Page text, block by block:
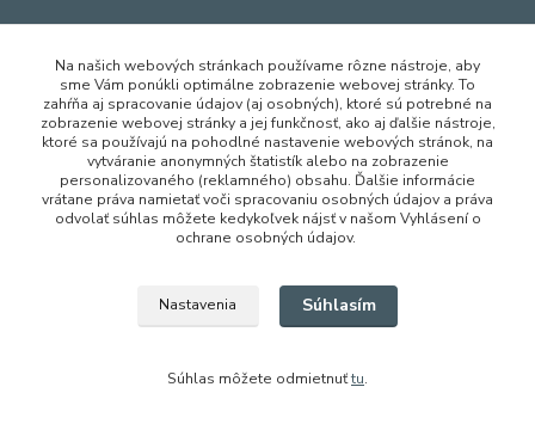
Vytvorené na Eshop-rychlo.sk
Na našich webových stránkach používame rôzne nástroje, aby
sme Vám ponúkli optimálne zobrazenie webovej stránky. To
zahŕňa aj spracovanie údajov (aj osobných), ktoré sú potrebné na
zobrazenie webovej stránky a jej funkčnosť, ako aj ďalšie nástroje,
ktoré sa používajú na pohodlné nastavenie webových stránok, na
vytváranie anonymných štatistík alebo na zobrazenie
personalizovaného (reklamného) obsahu. Ďalšie informácie
vrátane práva namietať voči spracovaniu osobných údajov a práva
odvolať súhlas môžete kedykoľvek nájsť v našom Vyhlásení o
ochrane osobných údajov.
Nastavenia Súhlasím
Súhlas môžete odmietnuťtu.